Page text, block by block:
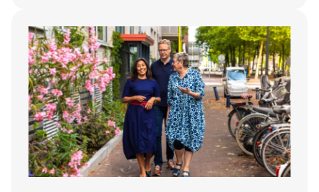
geloven
in
de
initiatiefnemers’